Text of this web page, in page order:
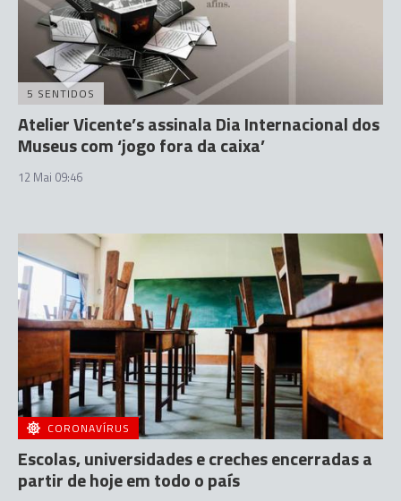
5 SENTIDOS
Atelier Vicente’s assinala Dia Internacional dos
Museus com ‘jogo fora da caixa’
12 Mai 09:46
CORONAVÍRUS
Escolas, universidades e creches encerradas a
partir de hoje em todo o país